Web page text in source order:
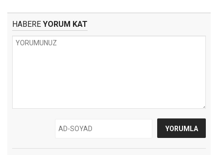
HABERE YORUM KAT